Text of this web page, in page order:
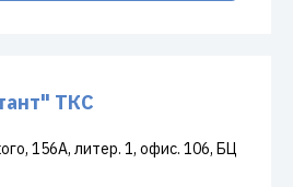
ТКС
156А, литер. 1, офис. 106, БЦ